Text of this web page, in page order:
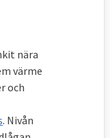
nära
värme
och
. Nivån